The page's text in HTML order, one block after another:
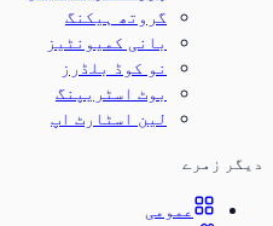
گروتھ ہیکنگ
بانی کمیونٹیز
نو کوڈ بلڈرز
بوٹ اسٹریپنگ
لین اسٹارٹ اپ
دیگر زمرے
عمومی